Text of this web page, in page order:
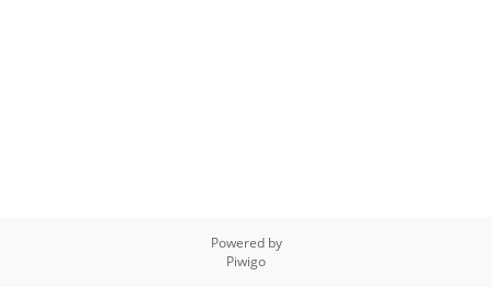
Powered by
Piwigo